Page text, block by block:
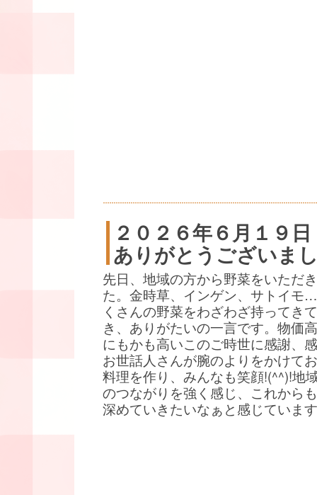
２０２６年６月１９日
ありがとうございま
先日、地域の方から野菜をいただ
た。金時草、インゲン、サトイモ
くさんの野菜をわざわざ持ってき
き、ありがたいの一言です。物価
にもかも高いこのご時世に感謝、
お世話人さんが腕のよりをかけて
料理を作り、みんなも笑顔!(^^)!地
のつながりを強く感じ、これから
深めていきたいなぁと感じていま